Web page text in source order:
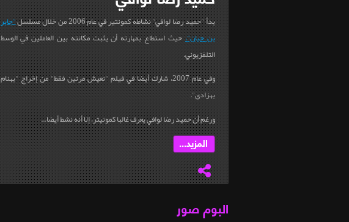
بدأ "حميد رضا لوافي" نشاطه كمونتير في عام 2006 من خلال مسلسل
"جابر
بن حيان"،حيث استطاع بمهارته أن يثبت مكانته بين العاملين في الوسط
التلفزيوني.
وفي عام 2007، شارك أيضا في فيلم
"نعيش مرتين فقط"من إخراج "بهنام
بهزادی".
ورغم أن حميد رضا لوافي يعرف غالبا كمونیتر، إلا أنه نشط أيضا...
المزيد...
البوم صور